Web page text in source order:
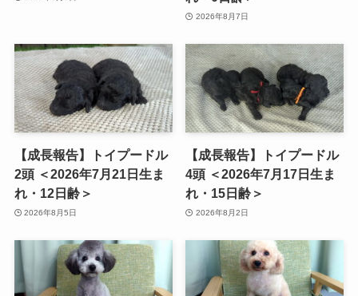
2026年8月7日
【成長報告】トイプードル
2頭 ＜2026年7月21日生ま
れ・12日齢＞
2026年8月5日
【成長報告】トイプードル
4頭 ＜2026年7月17日生ま
れ・15日齢＞
2026年8月2日